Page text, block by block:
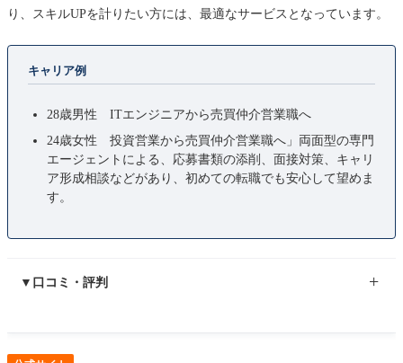
り、スキルUPを計りたい方には、 最適なサービスとなっています。
キャリア例
28歳男性 ITエンジニアから売買仲介営業職へ
24歳女性 投資営業から売買仲介営業職へ」 両面型の専門
エージェントによる、応募書類の添削、面接対策、キャリ
ア形成相談などがあり、初めての転職でも安心して望めま
す。
▼口コミ・評判